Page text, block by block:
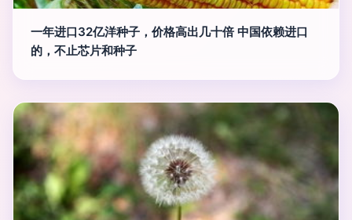
一年进口32亿洋种子，价格高出几十倍 中国依赖进口
的，不止芯片和种子